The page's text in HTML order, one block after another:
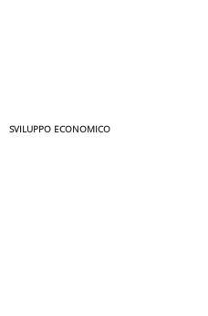
SVILUPPO ECONOMICO